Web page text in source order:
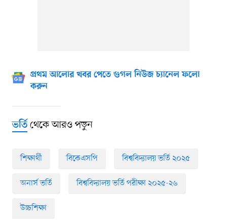
প্রথম আলোর খবর পেতে গুগল নিউজ চ্যানেল ফলো
করুন
ভর্তিথেকে আরও পড়ুন
শিক্ষার্থী বিকেএসপি বিশ্ববিদ্যালয় ভর্তি ২০২৫
অনার্স ভর্তি বিশ্ববিদ্যালয় ভর্তি পরীক্ষা ২০২৫-২৬
উচ্চশিক্ষা